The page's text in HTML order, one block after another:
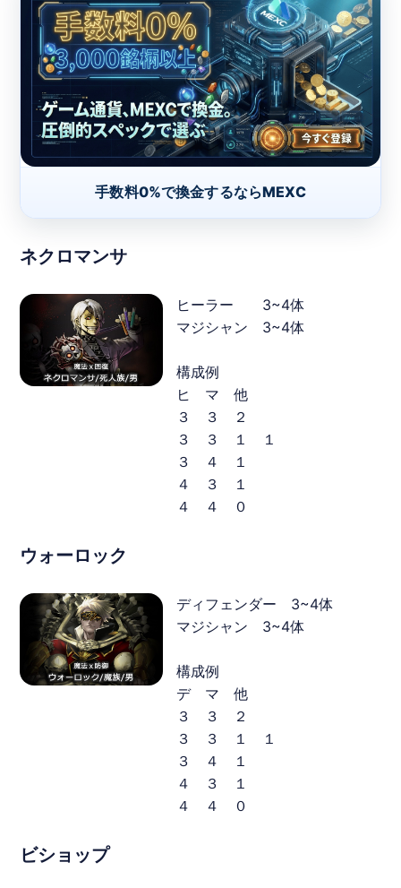
手数料0%で換金するならMEXC
ネクロマンサ
ヒーラー 3~4体
マジシャン 3~4体
構成例
ヒ マ 他
３ ３ ２
３ ３ １ １
３ ４ １
４ ３ １
４ ４ ０
ウォーロック
ディフェンダー 3~4体
マジシャン 3~4体
構成例
デ マ 他
３ ３ ２
３ ３ １ １
３ ４ １
４ ３ １
４ ４ ０
ビショップ